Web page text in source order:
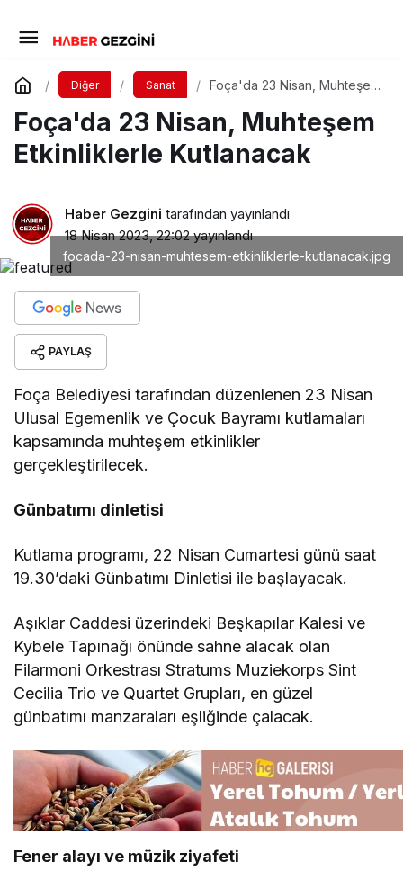
Diğer Sanat
Foça'da 23 Nisan, Muhteşem
Foça'da 23 Nisan, Muhteşem
Etkinliklerle Kutlanacak
Haber Gezgini tarafından yayınlandı
18 Nisan 2023, 22:02yayınlandı
focada-23-nisan-muhtesem-etkinliklerle-kutlanacak.jpg
PAYLAŞ
Foça Belediyesi tarafından düzenlenen 23 Nisan
Ulusal Egemenlik ve Çocuk Bayramı kutlamaları
kapsamında muhteşem etkinlikler
gerçekleştirilecek.
Günbatımı dinletisi
Kutlama programı, 22 Nisan Cumartesi günü saat
19.30’daki Günbatımı Dinletisi ile başlayacak.
Aşıklar Caddesi üzerindeki Beşkapılar Kalesi ve
Kybele Tapınağı önünde sahne alacak olan
Filarmoni Orkestrası Stratums Muziekorps Sint
Cecilia Trio ve Quartet Grupları, en güzel
günbatımı manzaraları eşliğinde çalacak.
Fener alayı ve müzik ziyafeti